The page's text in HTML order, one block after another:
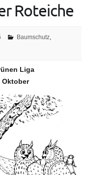
Roteiche
Baumschutz,
Liga
Oktober